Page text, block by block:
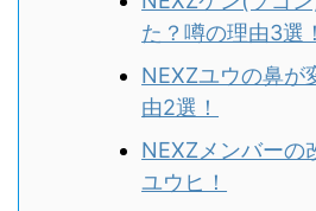
た？噂の理由3選！
NEXZユウの鼻が
由2選！
NEXZメンバーの
ユウヒ！